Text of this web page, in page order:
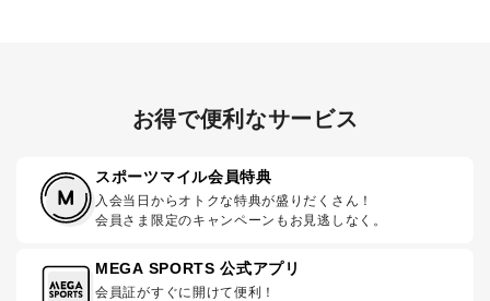
お得で便利なサービス
スポーツマイル会員特典
入会当日からオトクな特典が盛りだくさん！
会員さま限定のキャンペーンもお見逃しなく。
MEGA SPORTS 公式アプリ
会員証がすぐに開けて便利！